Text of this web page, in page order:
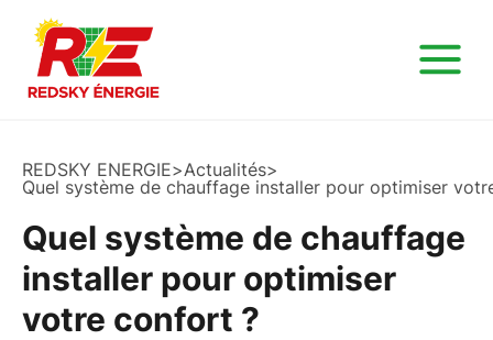
REDSKY ENERGIE>Actualités>
Quel système de chauffage installer pour optimiser
Quel système de chauffage
installer pour optimiser
votre confort ?